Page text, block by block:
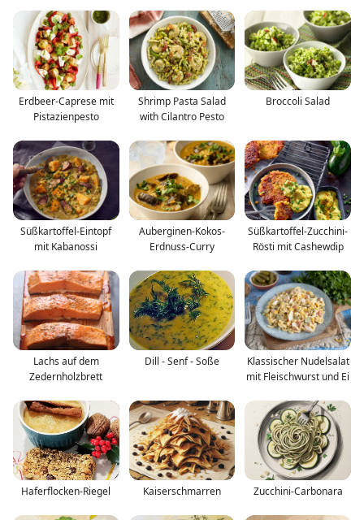
Erdbeer-Caprese mit
Pistazienpesto
Shrimp Pasta Salad
with Cilantro Pesto
Broccoli Salad
Süßkartoffel-Eintopf
mit Kabanossi
Auberginen-Kokos-
Erdnuss-Curry
Süßkartoffel-Zucchini-
Rösti mit Cashewdip
Lachs auf dem
Zedernholzbrett
Dill - Senf - Soße
Klassischer Nudelsalat
mit Fleischwurst und Ei
Haferflocken-Riegel Kaiserschmarren Zucchini-Carbonara